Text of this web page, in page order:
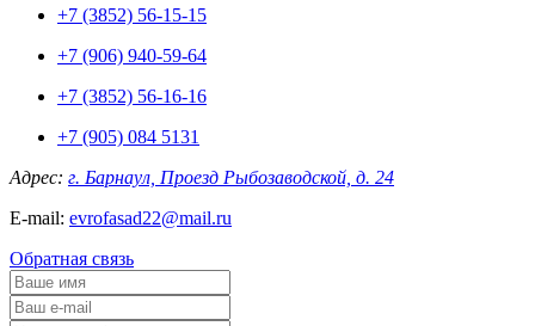
+7 (3852) 56-15-15
+7 (906) 940-59-64
+7 (3852) 56-16-16
+7 (905) 084 5131
Адрес: г. Барнаул, Проезд Рыбозаводской, д. 24
E-mail: evrofasad22@mail.ru
Обратная связь